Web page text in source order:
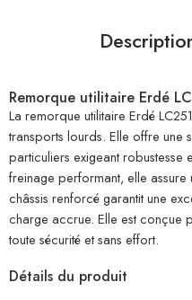
Remorque utilitaire Erdé
La remorque utilitaire Erdé
transports lourds. Elle offre une
particuliers exigeant robustesse
freinage performant, elle
châssis renforcé garantit une
charge accrue. Elle est conçue
toute sécurité et sans effort.
Détails du produit